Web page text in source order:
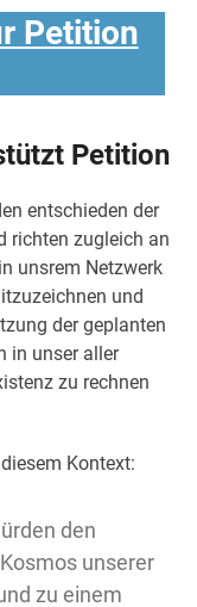
Petition
Petition
entschieden der
richten zugleich an
unsrem Netzwerk
und
der geplanten
in unser aller
zu rechnen
Kontext:
den
unserer
zu einem